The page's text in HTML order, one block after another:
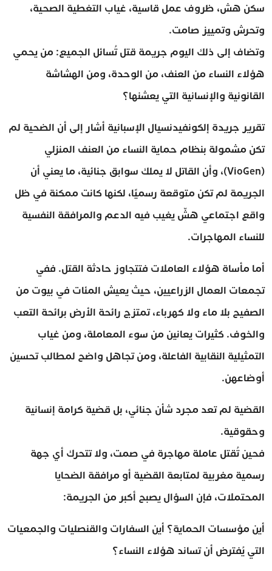
سكن هش، ظروف عمل قاسية، غياب التغطية الصحية،
وتحرش وتمييز صامت.
وتضاف إلى ذلك اليوم جريمة قتل تُسائل الجميع: من يحمي
هؤلاء النساء من العنف، من الوحدة، ومن الهشاشة
القانونية والإنسانية التي يعشنها؟
تقرير جريدة إلكونفيدنسيال الإسبانية أشار إلى أن الضحية لم
تكن مشمولة بنظام حماية النساء من العنف المنزلي
(VioGen)، وأن القاتل لا يملك سوابق جنائية، ما يعني أن
الجريمة لم تكن متوقعة رسميًا، لكنها كانت ممكنة في ظل
واقع اجتماعي هشّ يغيب فيه الدعم والمرافقة النفسية
للنساء المهاجرات.
أما مأساة هؤلاء العاملات فتتجاوز حادثة القتل. ففي
تجمعات العمال الزراعيين، حيث يعيش المئات في بيوت من
الصفيح بلا ماء ولا كهرباء، تمتزج رائحة الأرض برائحة التعب
والخوف. كثيرات يعانين من سوء المعاملة، ومن غياب
التمثيلية النقابية الفاعلة، ومن تجاهل واضح لمطالب تحسين
أوضاعهن.
القضية لم تعد مجرد شأن جنائي، بل قضية كرامة إنسانية
وحقوقية.
فحين تُقتل عاملة مهاجرة في صمت، ولا تتحرك أي جهة
رسمية مغربية لمتابعة القضية أو مرافقة الضحايا
المحتملات، فإن السؤال يصبح أكبر من الجريمة:
أين مؤسسات الحماية؟ أين السفارات والقنصليات والجمعيات
التي يُفترض أن تساند هؤلاء النساء؟